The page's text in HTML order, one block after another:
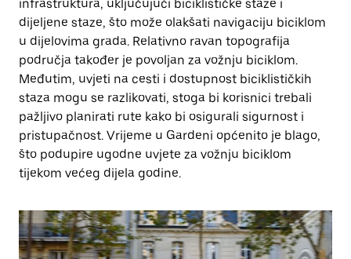
infrastruktura, uključujući biciklističke staze i
dijeljene staze, što može olakšati navigaciju biciklom
u dijelovima grada. Relativno ravan topografija
područja također je povoljan za vožnju biciklom.
Međutim, uvjeti na cesti i dostupnost biciklističkih
staza mogu se razlikovati, stoga bi korisnici trebali
pažljivo planirati rute kako bi osigurali sigurnost i
pristupačnost. Vrijeme u Gardeni općenito je blago,
što podupire ugodne uvjete za vožnju biciklom
tijekom većeg dijela godine.